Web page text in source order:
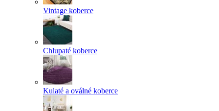
Vintage koberce
Chlupaté koberce
Kulaté a oválné koberce